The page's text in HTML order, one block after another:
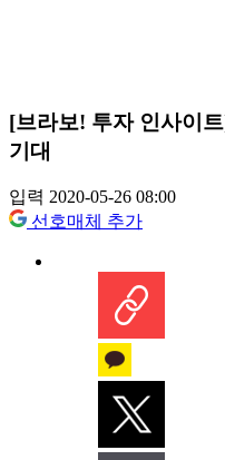
[브라보! 투자 인사이
기대
입력 2020-05-26 08:00
선호매체 추가